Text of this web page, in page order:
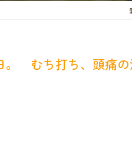
。 むち打ち、頭痛の